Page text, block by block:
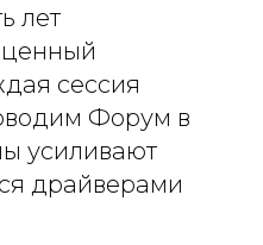
лет
сессия
Форум в
усиливают
драйверами